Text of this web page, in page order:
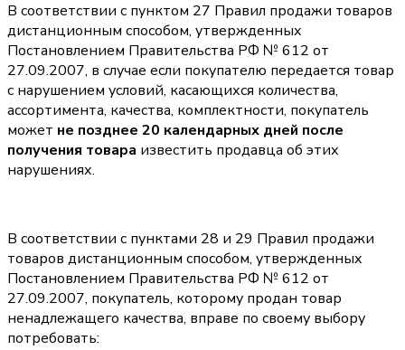
В соответствии с пунктом 27 Правил продажи товаров
дистанционным способом, утвержденных
Постановлением Правительства РФ № 612 от
27.09.2007, в случае если покупателю передается товар
с нарушением условий, касающихся количества,
ассортимента, качества, комплектности, покупатель
может не позднее 20 календарных дней после
получения товара известить продавца об этих
нарушениях.
В соответствии с пунктами 28 и 29 Правил продажи
товаров дистанционным способом, утвержденных
Постановлением Правительства РФ № 612 от
27.09.2007, покупатель, которому продан товар
ненадлежащего качества, вправе по своему выбору
потребовать: